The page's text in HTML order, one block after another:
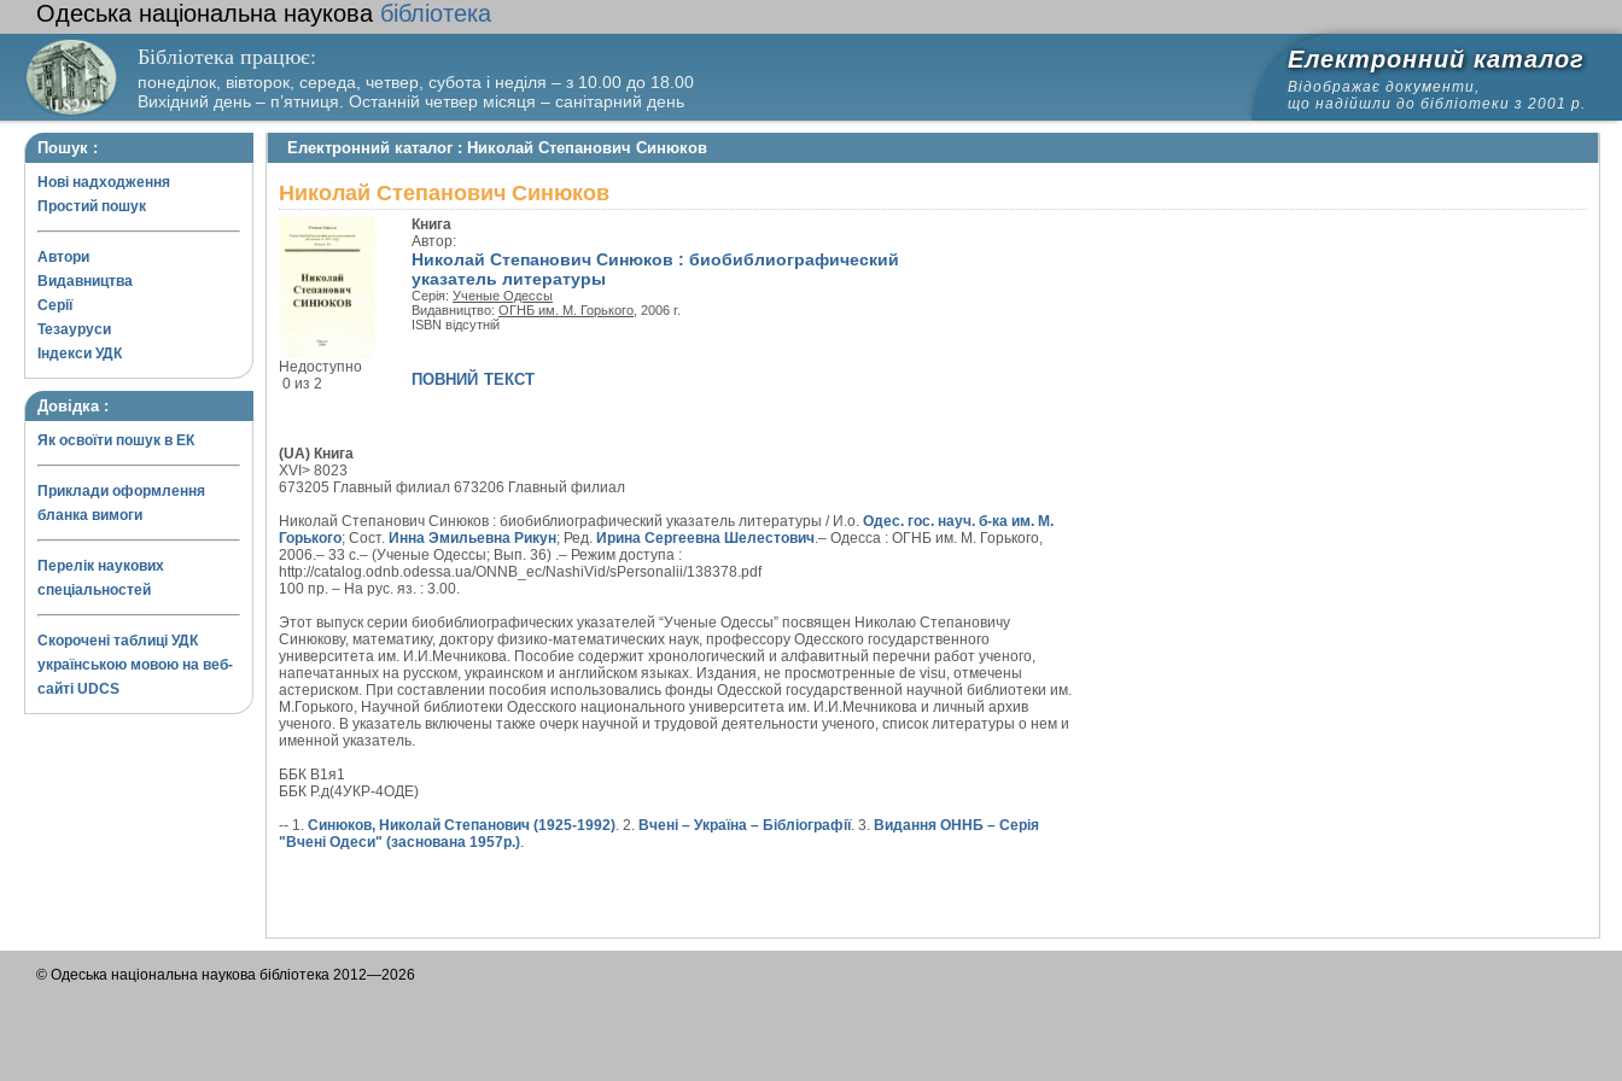
Одеська національна наукова бібліотека
Бібліотека працює:
понеділок, вівторок, середа, четвер, субота і неділя – з 10.00 до 18.00
Вихідний день – п’ятниця. Останній четвер місяця – санітарний день
Електронний каталог
Відображає документи,
що надійшли до бібліотеки з 2001 р.
Пошук :
Нові надходження
Простий пошук
Автори
Видавництва
Серії
Тезауруси
Індекси УДК
Довідка :
Як освоїти пошук в ЕК
Приклади оформлення
бланка вимоги
Перелік наукових
спеціальностей
Скорочені таблиці УДК
українською мовою на веб-
сайті UDCS
Електронний каталог : Николай Степанович Синюков
Николай Степанович Синюков
Недоступно
0 из 2
Книга
Автор:
Николай Степанович Синюков : биобиблиографический
указатель литературы
Серія: Ученые Одессы
Видавництво: ОГНБ им. М. Горького , 2006 г.
ISBN відсутній
повний текст
(UA) Книга
XVI> 8023
673205 Главный филиал 673206 Главный филиал
Николай Степанович Синюков : биобиблиографический указатель литературы / И.о. Одес. гос. науч. б-ка им. М.
Горького; Сост. Инна Эмильевна Рикун; Ред. Ирина Сергеевна Шелестович.– Одесса : ОГНБ им. М. Горького,
2006.– 33 с.– (Ученые Одессы; Вып. 36) .– Режим доступа :
http://catalog.odnb.odessa.ua/ONNB_ec/NashiVid/sPersonalii/138378.pdf
100 пр. – На рус. яз. : 3.00.
Этот выпуск серии биобиблиографических указателей “Ученые Одессы” посвящен Николаю Степановичу
Синюкову, математику, доктору физико-математических наук, профессору Одесского государственного
университета им. И.И.Мечникова. Пособие содержит хронологический и алфавитный перечни работ ученого,
напечатанных на русском, украинском и английском языках. Издания, не просмотренные de visu, отмечены
астериском. При составлении пособия использовались фонды Одесской государственной научной библиотеки им.
М.Горького, Научной библиотеки Одесского национального университета им. И.И.Мечникова и личный архив
ученого. В указатель включены также очерк научной и трудовой деятельности ученого, список литературы о нем и
именной указатель.
ББК В1я1
ББК Р.д(4УКР-4ОДЕ)
-- 1. Синюков, Николай Степанович (1925-1992). 2. Вчені – Україна – Бібліографії. 3. Видання ОННБ – Серія
"Вчені Одеси" (заснована 1957р.).
© Одеська національна наукова бібліотека 2012—2026